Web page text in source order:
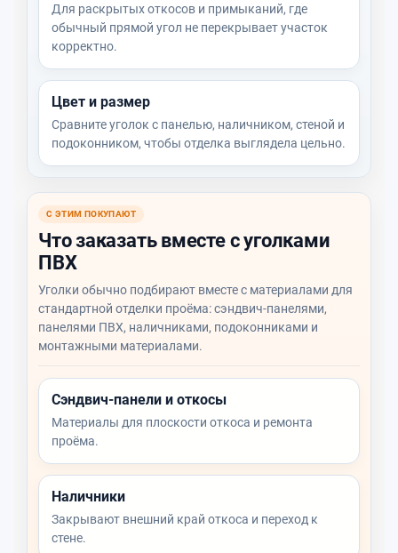
Для раскрытых откосов и примыканий, где
обычный прямой угол не перекрывает участок
корректно.
Цвет и размер
Сравните уголок с панелью, наличником, стеной и
подоконником, чтобы отделка выглядела цельно.
С ЭТИМ ПОКУПАЮТ
Что заказать вместе с уголками
ПВХ
Уголки обычно подбирают вместе с материалами для
стандартной отделки проёма: сэндвич-панелями,
панелями ПВХ, наличниками, подоконниками и
монтажными материалами.
Сэндвич-панели и откосы
Материалы для плоскости откоса и ремонта
проёма.
Наличники
Закрывают внешний край откоса и переход к
стене.